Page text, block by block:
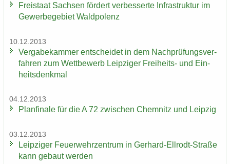
Frei­staat Sach­sen för­dert ver­bes­ser­te In­fra­struk­tur im
Ge­wer­be­ge­biet Wald­po­lenz
10.12.2013
Ver­ga­be­kam­mer ent­schei­det in dem Nach­prü­fungs­ver­
fah­ren zum Wett­be­werb Leip­zi­ger Freiheits-​ und Ein­
heits­denk­mal
04.12.2013
Plan­fi­na­le für die A 72 zwi­schen Chem­nitz und Leip­zig
03.12.2013
Leip­zi­ger Feu­er­wehr­zen­trum in Gerhard-​Ellrodt-Straße
kann ge­baut wer­den